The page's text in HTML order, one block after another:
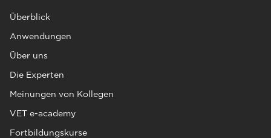
Überblick
Anwendungen
Über uns
Die Experten
Meinungen von Kollegen
VET e-academy
Fortbildungskurse